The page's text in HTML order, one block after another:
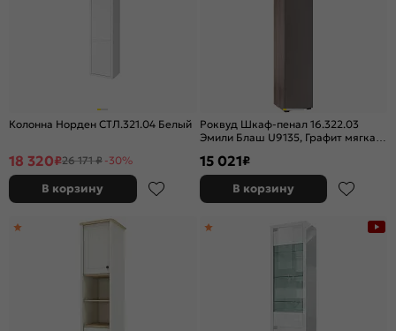
Колонна Норден СТЛ.321.04 Белый
18 320₽26 171 ₽ -30%
В корзину
Роквуд Шкаф-пенал 16.322.03
Эмили Блаш U9135, Графит мягкая
15 021₽
В корзину